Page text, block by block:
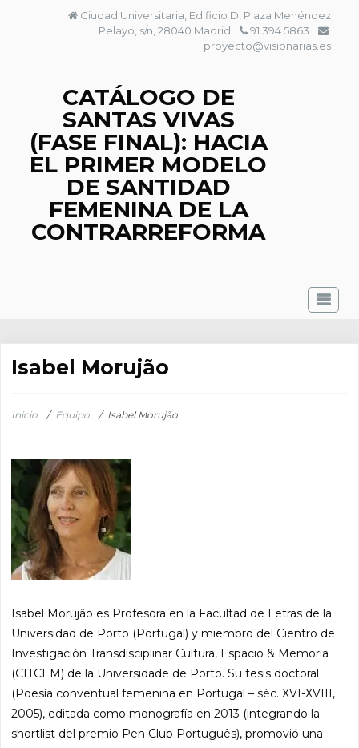
Ciudad Universitaria, Edificio D, Plaza Menéndez
Pelayo, s/n, 28040 Madrid
91 394 5863
proyecto@visionarias.es
CATÁLOGO DE
SANTAS VIVAS
(FASE FINAL): HACIA
EL PRIMER MODELO
DE SANTIDAD
FEMENINA DE LA
CONTRARREFORMA
Isabel Morujão
Inicio / Equipo / Isabel Morujão
Isabel Morujão es Profesora en la Facultad de Letras de la
Universidad de Porto (Portugal) y miembro del Cientro de
Investigación Transdisciplinar Cultura, Espacio & Memoria
(CITCEM) de la Universidade de Porto. Su tesis doctoral
(Poesía conventual femenina en Portugal – séc. XVI-XVIII,
2005), editada como monografía en 2013 (integrando la
shortlist del premio Pen Club Português), promovió una